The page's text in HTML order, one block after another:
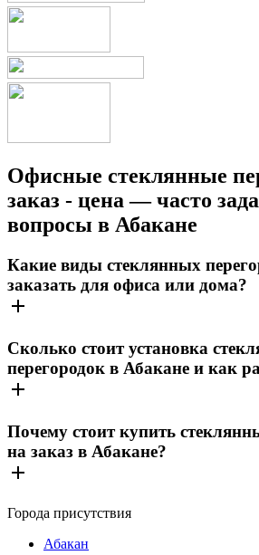
Офисные стеклянные
заказ - цена — часто
вопросы в Абакане
Какие виды стеклянных
заказать для офиса или дома?
Сколько стоит установка
перегородок в Абакане и как
Почему стоит купить
на заказ в Абакане?
Города присутствия
Абакан